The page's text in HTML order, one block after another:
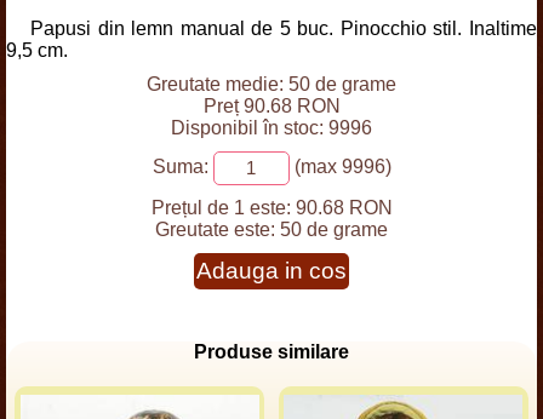
Papusi din lemn manual de 5 buc. Pinocchio stil. Inaltime
9,5 cm.
Greutate medie: 50 de grame
Preț 90.68 RON
Disponibil în stoc: 9996
Suma:
(max 9996)
Prețul de 1 este: 90.68 RON
Greutate este: 50 de grame
Adauga in cos
Produse similare